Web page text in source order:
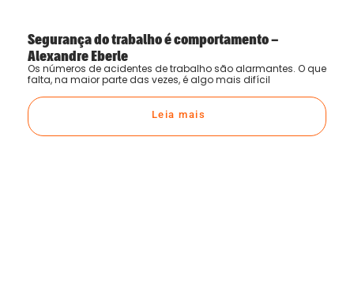
Segurança do trabalho é comportamento –
Alexandre Eberle
Os números de acidentes de trabalho são alarmantes. O que
falta, na maior parte das vezes, é algo mais difícil
Leia mais